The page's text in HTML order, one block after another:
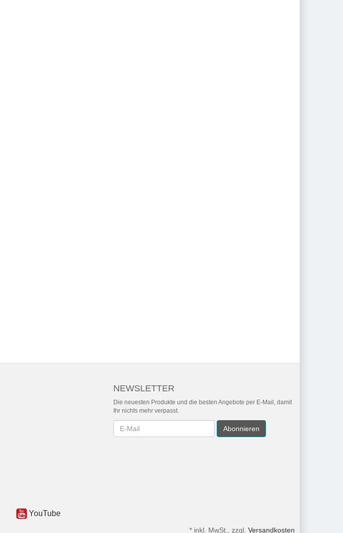
NEWSLETTER
Die neuesten Produkte und die besten Angebote per E-Mail, damit
Ihr nichts mehr verpasst.
Newsletter Abonnieren
YouTube
* inkl. MwSt., zzgl. Versandkosten